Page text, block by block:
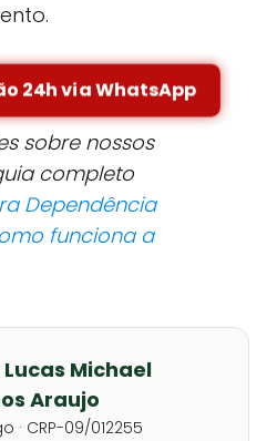
24h via WhatsApp
sobre nossos
completo
Dependência
funciona a
Michael
Araujo
· CRP-09/012255